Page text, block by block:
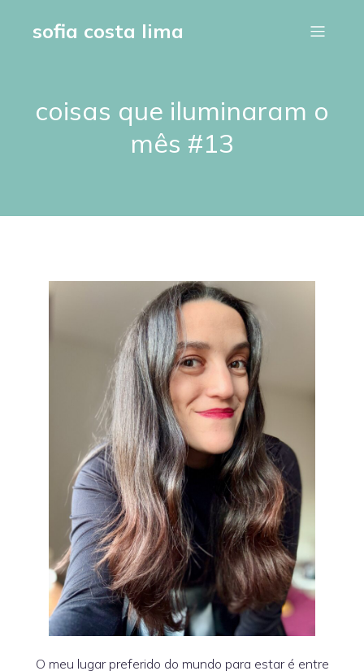
sofia costa lima
coisas que iluminaram o
mês #13
O meu lugar preferido do mundo para estar é entre